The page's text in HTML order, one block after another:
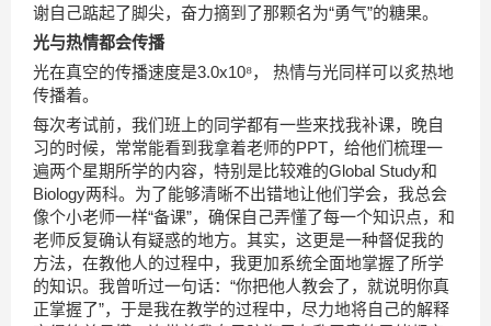
谢自己踮起了脚尖，奋力摘到了那颗名为“勇气”的糖果。
光与热情都会传播
光在真空的传播速度是3.0x10⁸， 热情与光同样可以炙热地
传播着。
每次考试前，我们班上的同学都有一些来找我补课，晚自
习的时候，常常能看到我拿着老师的PPT，给他们梳理一
遍两个星期所学的内容，特别是比较难的Global Study和
Biology两科。为了能够清晰不出错地让他们学会，我总会
像个小老师一样“备课”，确保自己弄懂了每一个知识点，和
老师反复确认有疑惑的地方。其实，这更是一种督促我的
方法，在教他人的过程中，我更加系统全面地掌握了所学
的知识。我曾听过一句话：“你把他人教会了，就说明你真
正掌握了”，于是我在教学的过程中，尽力地将自己的解释